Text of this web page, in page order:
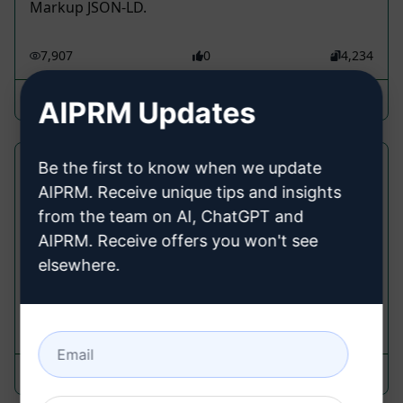
Markup JSON-LD.
7,907 0 4,234
Jens Polomski
Esperto di Blog
Cerchi blog/articoli straordinari scritti per te? Con
un linguaggio SEO-friendly, privo di plagio e scritti
5,665 0
Vivekanand Karpe March 12, 2026
AIPRM Updates
Be the first to know when we update
AIPRM. Receive unique tips and insights
from the team on AI, ChatGPT and
AIPRM. Receive offers you won't see
elsewhere.